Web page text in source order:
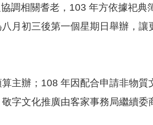
調相關耆老，103 年方依據祀典
月初三後第一個星期日舉辦，讓
主辦；108 年因配合申請非物質
字文化推廣由客家事務局繼續委